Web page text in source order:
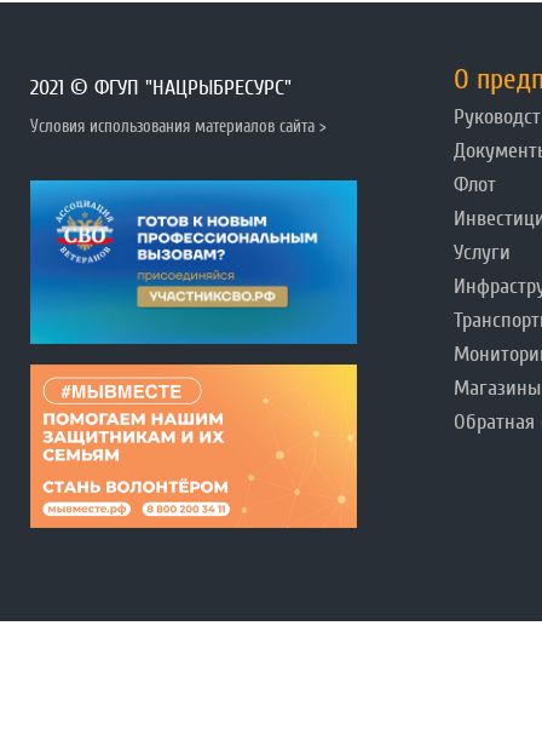
2021 © ФГУП "НАЦРЫБРЕСУРС"
Условия использования материалов сайта >
О
Флот
Услуги
Магазины
Обратная